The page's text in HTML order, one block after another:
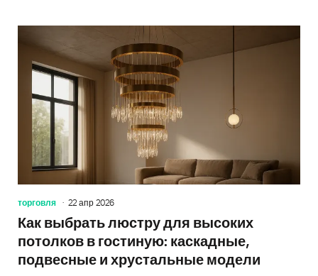
торговля 22 апр 2026
Как выбрать люстру для высоких
потолков в гостиную: каскадные,
подвесные и хрустальные модели